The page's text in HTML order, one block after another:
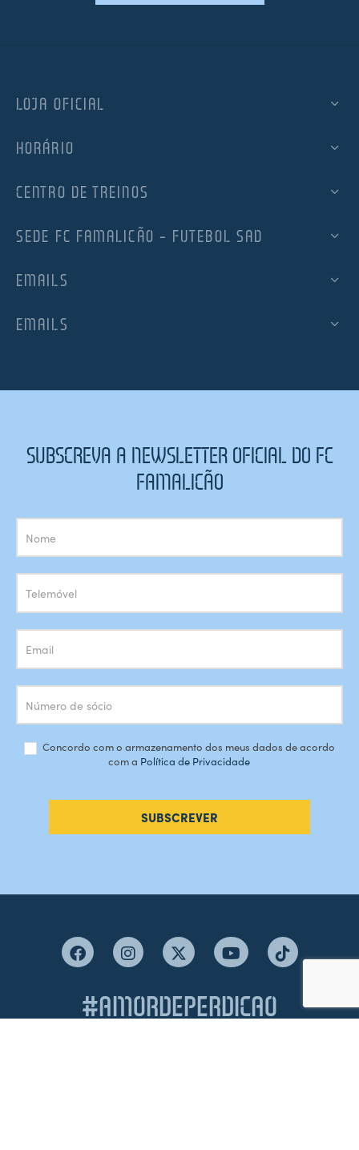
LOJA OFICIAL
HORÁRIO
CENTRO DE TREINOS
SEDE FC FAMALICÃO – FUTEBOL SAD
EMAILS
EMAILS
SUBSCREVA A NEWSLETTER OFICIAL DO FC
FAMALICÃO
Subscrição
Newsletter
Concordo com o armazenamento dos meus dados de acordo
com a Política de Privacidade
SUBSCREVER
#AMORDEPERDICAO